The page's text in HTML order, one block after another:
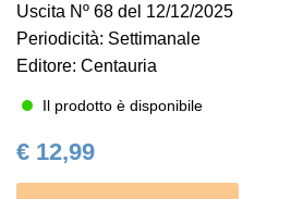
immagini
Uscita Nº 68 del 12/12/2025
Periodicità: Settimanale
Editore: Centauria
Il prodotto è disponibile
€ 12,99